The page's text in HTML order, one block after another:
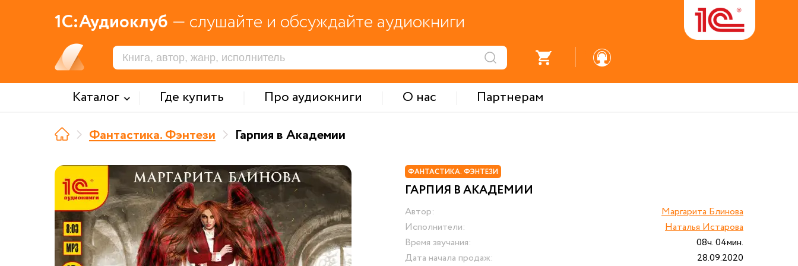
1С:Аудиоклуб — слушайте и обсуждайте аудиокниги
Каталог Где купить Про аудиокниги О нас
Партнерам
Фантастика. Фэнтези
Гарпия в Академии
ФАНТАСТИКА. ФЭНТЕЗИ
ГАРПИЯ В АКАДЕМИИ
Автор:
Маргарита Блинова
Исполнители:
Наталья Истарова
Время звучания:
08ч. 04мин.
Дата начала продаж:
28.09.2020